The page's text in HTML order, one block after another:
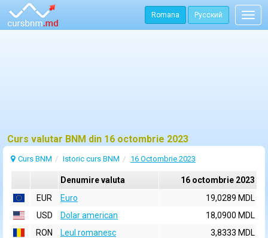
Romana Русский
Curs valutar BNM din 16 octombrie 2023
Curs BNM Istoric curs BNM 16 Octombrie 2023
Denumire valuta
16 octombrie 2023
EUR
Euro
19,0289 MDL
USD
Dolar american
18,0900 MDL
RON
Leul romanesc
3,8333 MDL